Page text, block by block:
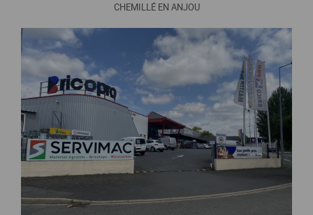
CHEMILLÉ EN ANJOU